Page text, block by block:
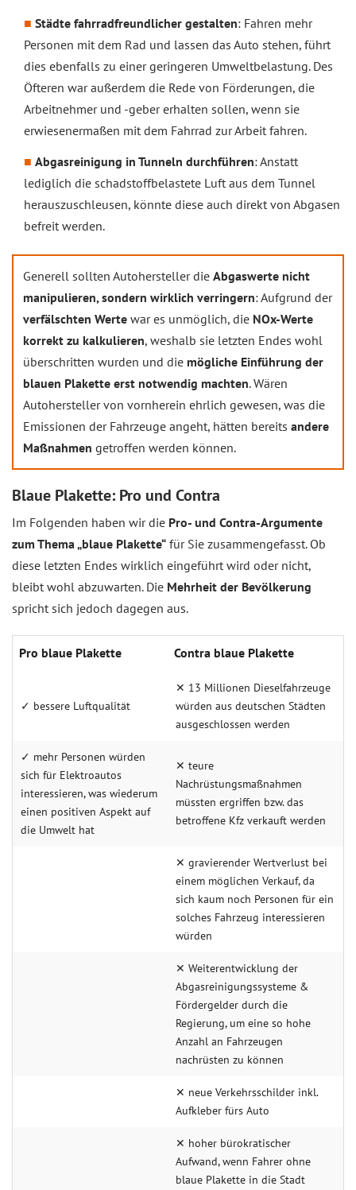
Städte fahrradfreundlicher gestalten: Fahren mehr
Personen mit dem Rad und lassen das Auto stehen, führt
dies ebenfalls zu einer geringeren Umweltbelastung. Des
Öfteren war außerdem die Rede von Förderungen, die
Arbeitnehmer und -geber erhalten sollen, wenn sie
erwiesenermaßen mit dem Fahrrad zur Arbeit fahren.
Abgasreinigung in Tunneln durchführen: Anstatt
lediglich die schadstoffbelastete Luft aus dem Tunnel
herauszuschleusen, könnte diese auch direkt von Abgasen
befreit werden.
Generell sollten Autohersteller die Abgaswerte nicht
manipulieren, sondern wirklich verringern: Aufgrund der
verfälschten Werte war es unmöglich, die NOx-Werte
korrekt zu kalkulieren, weshalb sie letzten Endes wohl
überschritten wurden und die mögliche Einführung der
blauen Plakette erst notwendig machten. Wären
Autohersteller von vornherein ehrlich gewesen, was die
Emissionen der Fahrzeuge angeht, hätten bereits andere
Maßnahmen getroffen werden können.
Blaue Plakette: Pro und Contra
Im Folgenden haben wir die Pro- und Contra-Argumente
zum Thema „blaue Plakette“ für Sie zusammengefasst. Ob
diese letzten Endes wirklich eingeführt wird oder nicht,
bleibt wohl abzuwarten. Die Mehrheit der Bevölkerung
spricht sich jedoch dagegen aus.
Pro blaue Plakette Contra blaue Plakette
✓ bessere Luftqualität
✕ 13 Millionen Dieselfahrzeuge
würden aus deutschen Städten
ausgeschlossen werden
✓ mehr Personen würden
sich für Elektroautos
interessieren, was wiederum
einen positiven Aspekt auf
die Umwelt hat
✕ teure
Nachrüstungsmaßnahmen
müssten ergriffen bzw. das
betroffene Kfz verkauft werden
✕ gravierender Wertverlust bei
einem möglichen Verkauf, da
sich kaum noch Personen für ein
solches Fahrzeug interessieren
würden
✕ Weiterentwicklung der
Abgasreinigungssysteme &
Fördergelder durch die
Regierung, um eine so hohe
Anzahl an Fahrzeugen
nachrüsten zu können
✕ neue Verkehrsschilder inkl.
Aufkleber fürs Auto
✕ hoher bürokratischer
Aufwand, wenn Fahrer ohne
blaue Plakette in die Stadt